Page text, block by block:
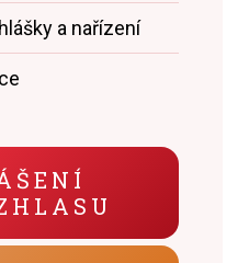
a nařízení